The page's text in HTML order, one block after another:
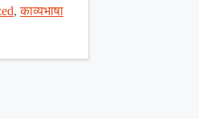
,काव्यभाषा